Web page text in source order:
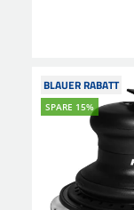
BLAUER RABATT
SPARE 15%